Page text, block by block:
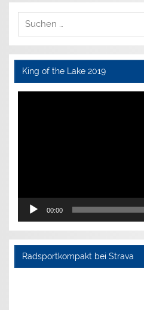
King of the Lake 2019
Video-
00:00
Radsportkompakt bei Strava